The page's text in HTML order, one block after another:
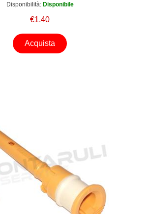
Disponibilità: Disponibile
€1.40
Acquista